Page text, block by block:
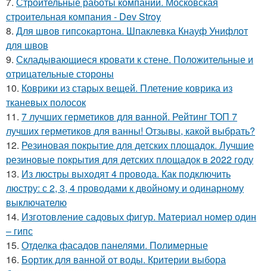
строительная компания - Dev Stroy
8. Для швов гипсокартона. Шпаклевка Кнауф Унифлот
для швов
9. Складывающиеся кровати к стене. Положительные и
отрицательные стороны
10. Коврики из старых вещей. Плетение коврика из
тканевых полосок
11. 7 лучших герметиков для ванной. Рейтинг ТОП 7
лучших герметиков для ванны! Отзывы, какой выбрать?
12. Резиновая покрытие для детских площадок. Лучшие
резиновые покрытия для детских площадок в 2022 году
13. Из люстры выходят 4 провода. Как подключить
люстру: с 2, 3, 4 проводами к двойному и одинарному
выключателю
14. Изготовление садовых фигур. Материал номер один
– гипс
15. Отделка фасадов панелями. Полимерные
16. Бортик для ванной от воды. Критерии выбора